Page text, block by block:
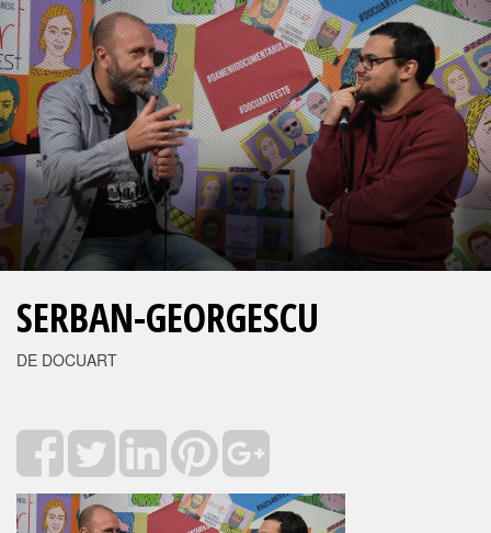
SERBAN-GEORGESCU
DE DOCUART